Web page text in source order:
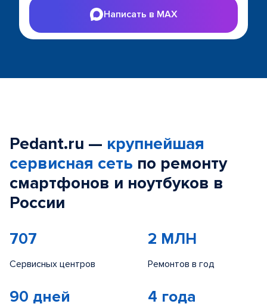
Написать в MAX
Pedant.ru — крупнейшая
сервисная сеть по ремонту
смартфонов и ноутбуков в
России
707
Сервисных центров
2 МЛН
Ремонтов в год
90 дней 4 года